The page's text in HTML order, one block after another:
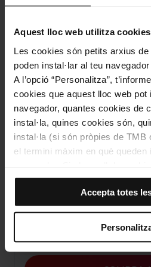
Aquest lloc web utilitza cookies
Les cookies són petits arxius
poden instal·lar al teu
A l’opció “Personalitza”,
cookies que aquest lloc web pot
navegador, quantes cookies de
instal·la, quines cookies són,
instal·la (si són pròpies de TMB
el termini màxim en què queden
que no instal·la cap cookie
Si tries l’opció “Accepta totes
totes aquestes cookies
El selector que es troba a la
cookies d’aquella classe.
Un cop hagis marcat les teves
Accepta totes
Com arribar a: Torre
Adreça
Barcelona
Veure el mapa